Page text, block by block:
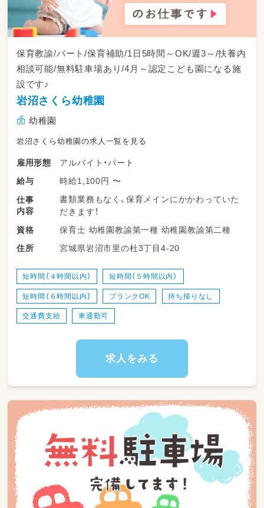
保育教諭/パート/保育補助/1日5時間～OK/週3～/扶養内
相談可能/無料駐車場あり/4月～認定こども園になる施
設です♪
岩沼さくら幼稚園
幼稚園
岩沼さくら幼稚園の求人一覧を見る
雇用形態
アルバイト・パート
給与
時給1,100円 〜
仕事
内容
書類業務もなく、保育メインにかかわっていた
だきます！
資格
保育士 幼稚園教諭第一種 幼稚園教諭第二種
住所
宮城県岩沼市里の杜3丁目4-20
短時間（４時間以内） 短時間（５時間以内）
短時間（６時間以内） ブランクOK 持ち帰りなし
交通費支給 車通勤可
求人をみる